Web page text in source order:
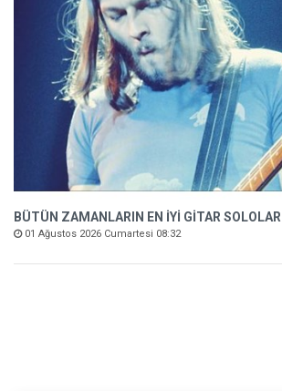
BÜTÜN ZAMANLARIN EN İYİ GİTAR SOLOLARI
01 Ağustos 2026 Cumartesi 08:32